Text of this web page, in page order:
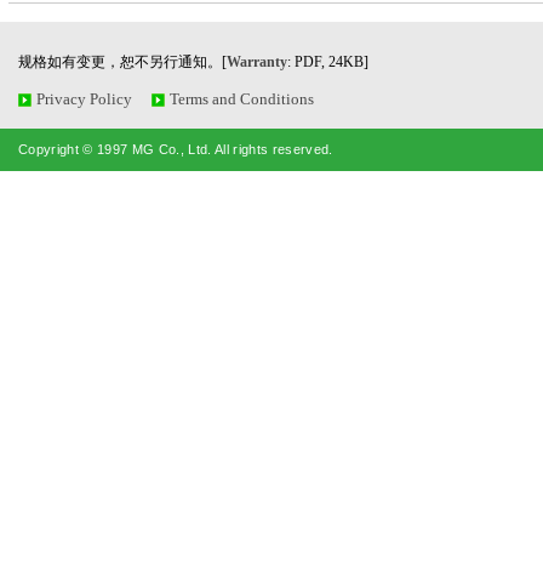
规格如有变更，恕不另行通知。[Warranty: PDF, 24KB]
Privacy Policy Terms and Conditions
Copyright © 1997 MG Co., Ltd. All rights reserved.